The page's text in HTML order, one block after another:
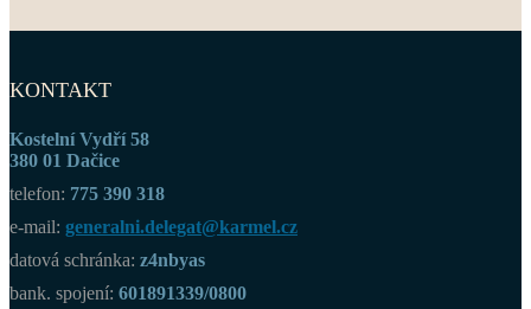
KONTAKT
Kostelní Vydří 58
380 01 Dačice
telefon: 775 390 318
e-mail: generalni.delegat@karmel.cz
datová schránka: z4nbyas
bank. spojení: 601891339/0800